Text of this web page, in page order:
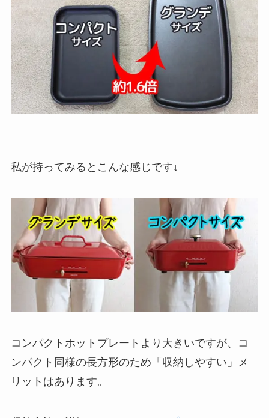
私が持ってみるとこんな感じです↓
コンパクトホットプレートより大きいですが、コ
ンパクト同様の長方形のため「収納しやすい」メ
リットはあります。